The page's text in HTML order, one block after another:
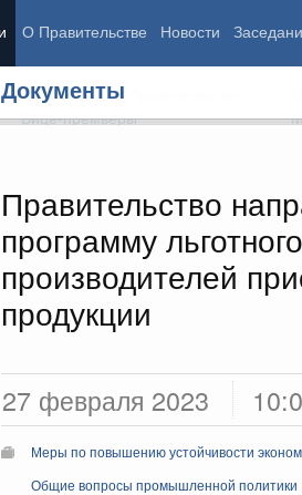
О Правительстве Новости
Документы
Правительство
программу
производителей
продукции
27 февраля 2023
Меры по повышению устойчивости
Общие вопросы промышленной политики
Председатель Правительства
Вице-премьеры
Демография
Здоровье
Образование
Культура
Государство
программы